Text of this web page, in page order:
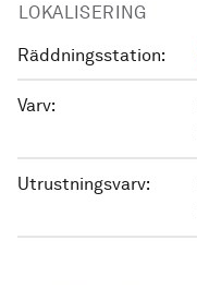
LOKALISERING
Räddningsstation:
Varv:
Utrustningsvarv: